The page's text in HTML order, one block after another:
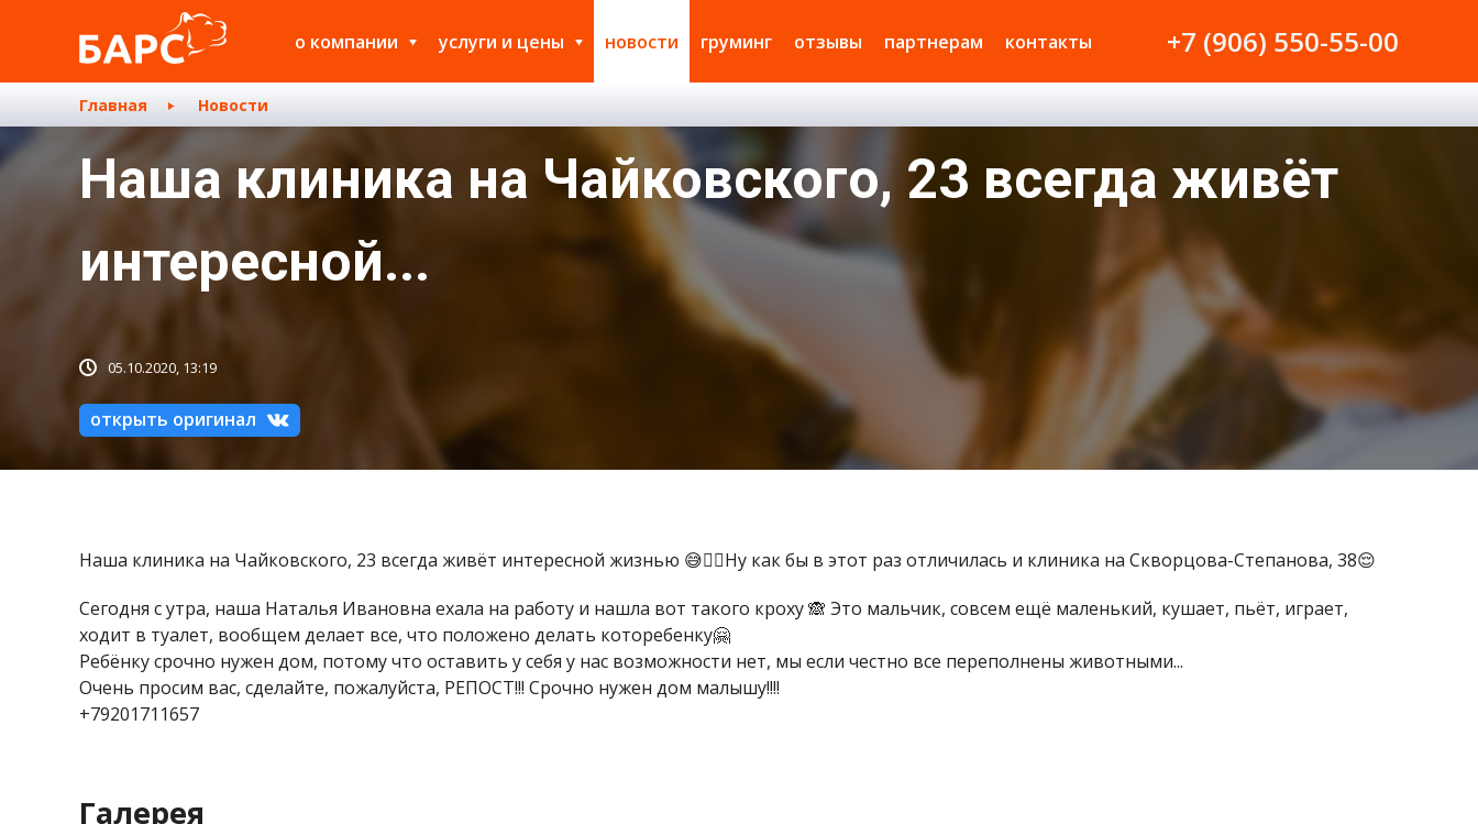
о компании услуги и цены новости груминг отзывы партнерам контакты +7 (906) 550-55-00
Главная Новости
Наша клиника на Чайковского, 23 всегда живёт
интересной...
05.10.2020, 13:19
открыть оригинал
Наша клиника на Чайковского, 23 всегда живёт интересной жизнью 😅🤦‍♀️Ну как бы в этот раз отличилась и клиника на Скворцова-Степанова, 38😌
Сегодня с утра, наша Наталья Ивановна ехала на работу и нашла вот такого кроху 🙈 Это мальчик, совсем ещё маленький, кушает, пьёт, играет,
ходит в туалет, вообщем делает все, что положено делать которебенку🤗
Ребёнку срочно нужен дом, потому что оставить у себя у нас возможности нет, мы если честно все переполнены животными...
Очень просим вас, сделайте, пожалуйста, РЕПОСТ!!! Срочно нужен дом малышу!!!!
+79201711657
Галерея